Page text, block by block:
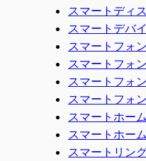
スマートディ
スマートデバ
スマートフォン
スマートフォ
スマートフォ
スマートフォ
スマートホーム
スマートホー
スマートリン